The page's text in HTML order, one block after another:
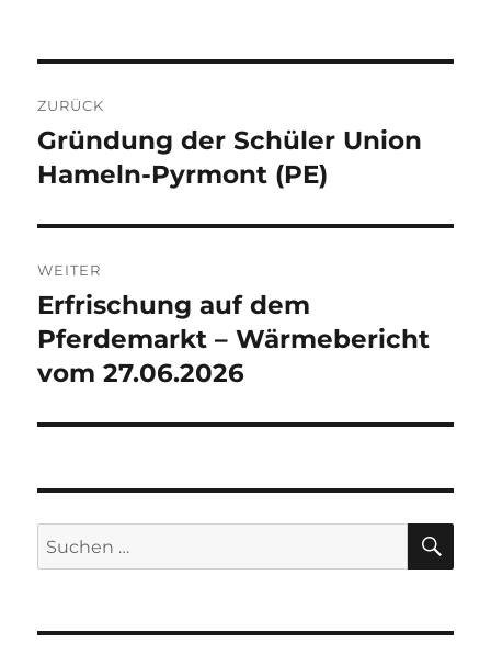
ZURÜCK
Vorheriger
Beitrag:
Gründung der Schüler Union
Hameln-Pyrmont (PE)
WEITER
Nächster
Beitrag:
Erfrischung auf dem
Pferdemarkt – Wärmebericht
vom 27.06.2026
Suchen
nach: